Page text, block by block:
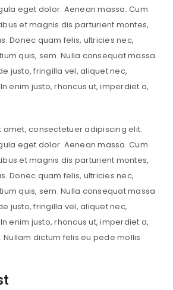
eget dolor. Aenean massa. Cum
et magnis dis parturient montes,
Donec quam felis, ultricies nec,
quis, sem. Nulla consequat massa
justo, fringilla vel, aliquet nec,
enim justo, rhoncus ut, imperdiet a,
amet, consectetuer adipiscing elit.
eget dolor. Aenean massa. Cum
et magnis dis parturient montes,
Donec quam felis, ultricies nec,
quis, sem. Nulla consequat massa
justo, fringilla vel, aliquet nec,
enim justo, rhoncus ut, imperdiet a,
Nullam dictum felis eu pede mollis